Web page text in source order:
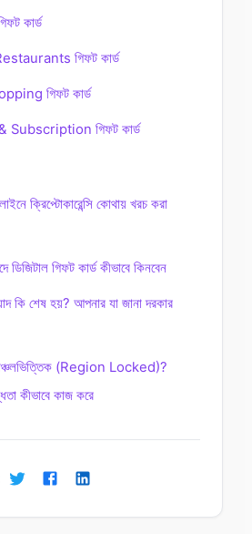
কার্ড
গিফট কার্ড
গিফট কার্ড
Subscription গিফট কার্ড
ক্রিপ্টোকারেন্সি কোথায় খরচ করা
ডিজিটাল গিফট কার্ড কীভাবে কিনবেন
কি শেষ হয়? আপনার যা জানা দরকার
অঞ্চলভিত্তিক (Region Locked)?
কীভাবে কাজ করে